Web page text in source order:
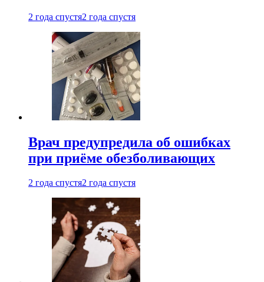
2 года спустя2 года спустя
Врач предупредила об ошибках
при приëме обезболивающих
2 года спустя2 года спустя